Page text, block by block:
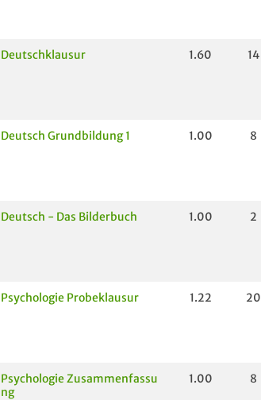
Deutschklausur 1.60 14
Deutsch Grundbildung 1 1.00 8
Deutsch - Das Bilderbuch 1.00 2
Psychologie Probeklausur 1.22 20
Psychologie Zusammenfassu
ng
1.00 8